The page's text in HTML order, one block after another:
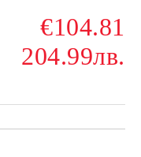
€104.81
204.99лв.